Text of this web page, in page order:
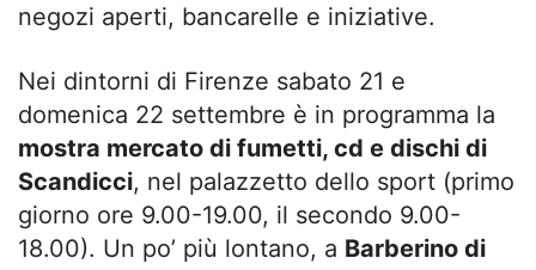
negozi aperti, bancarelle e iniziative.
Nei dintorni di Firenze sabato 21 e
domenica 22 settembre è in programma la
mostra mercato di fumetti, cd e dischi di
Scandicci, nel palazzetto dello sport (primo
giorno ore 9.00-19.00, il secondo 9.00-
18.00). Un po’ più lontano, a Barberino di